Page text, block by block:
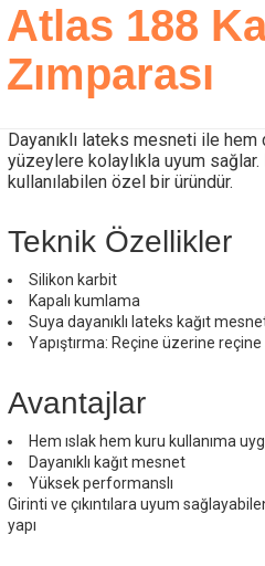
Atlas 188
Zımparası
Dayanıklı lateks mesneti ile hem
yüzeylere kolaylıkla uyum sağlar.
kullanılabilen özel bir üründür.
Teknik Özellikler
Silikon karbit
Kapalı kumlama
Suya dayanıklı lateks kağıt
Yapıştırma: Reçine üzerine reçine
Avantajlar
Hem ıslak hem kuru kullanıma
Dayanıklı kağıt mesnet
Yüksek performanslı
Girinti ve çıkıntılara uyum
yapı